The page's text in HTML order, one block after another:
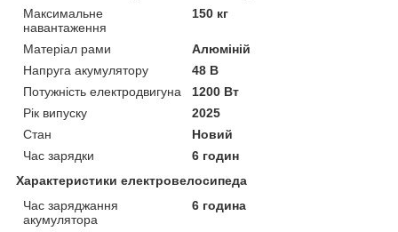
Максимальне
навантаження
150 кг
Матеріал рами
Алюміній
Напруга акумулятору
48 В
Потужність електродвигуна
1200 Вт
Рік випуску
2025
Стан
Новий
Час зарядки
6 годин
Характеристики електровелосипеда
Час заряджання
акумулятора
6 година